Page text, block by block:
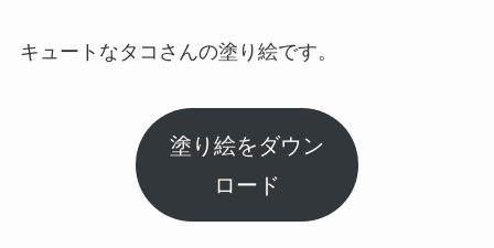
キュートなタコさんの塗り絵です。
塗り絵をダウン
ロード